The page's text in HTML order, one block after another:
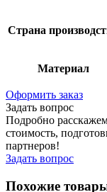
Страна
Материал
Оформить заказ
Задать вопрос
Подробно
стоимость,
партнеров!
Задать вопрос
Похожие